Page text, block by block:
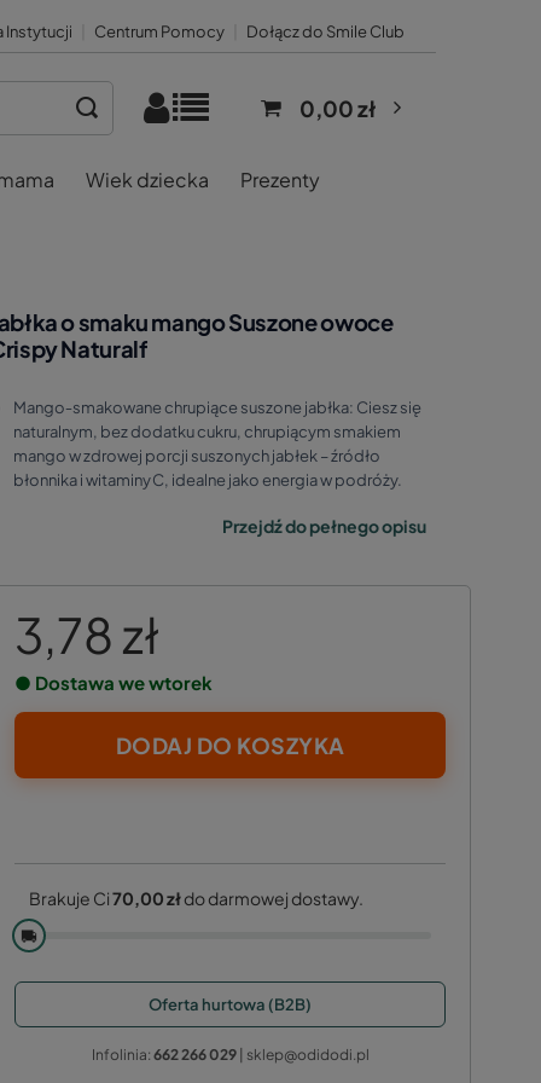
Instytucji Centrum Pomocy Dołącz do Smile Club
0,00 zł
Wiek dziecka Prezenty
o smaku mango Suszone owoce
Naturalf
Mango‑smakowane chrupiące suszone jabłka: Ciesz się
naturalnym, bez dodatku cukru, chrupiącym smakiem
mango w zdrowej porcji suszonych jabłek – źródło
błonnika i witaminy C, idealne jako energia w podróży.
Przejdź do pełnego opisu
3,78 zł
● Dostawa we wtorek
DODAJ DO KOSZYKA
Brakuje Ci70,00 złdo darmowej dostawy.
🚚
Oferta hurtowa (B2B)
Infolinia: 662 266 029| sklep@odidodi.pl